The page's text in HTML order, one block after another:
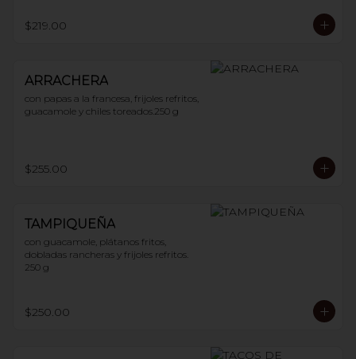
$219.00
ARRACHERA
con papas a la francesa, frijoles refritos,
guacamole y chiles toreados.250 g
$255.00
TAMPIQUEÑA
con guacamole, plátanos fritos,
dobladas rancheras y frijoles refritos.
250 g
$250.00